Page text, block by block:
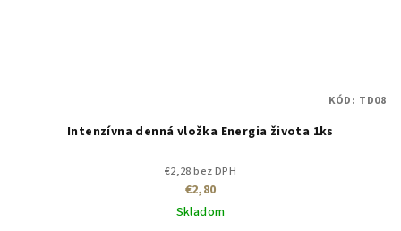
Intenzívna denná vložka Energia života 1ks
€2,28 bez DPH
€2,80
Skladom
KÓD: TD08